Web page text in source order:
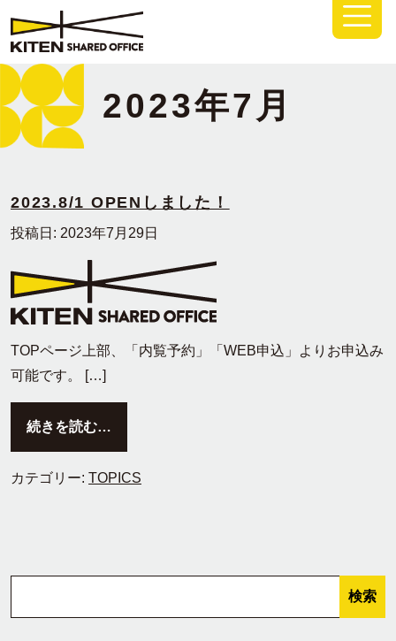
コンテンツへスキップ
メインナビゲーション
2023年7月
2023.8/1 OPENしました！
投稿日: 2023年7月29日
TOPページ上部、「内覧予約」「WEB申込」よりお申込み
可能です。 […]
続きを読む…
カテゴリー: TOPICS
検索